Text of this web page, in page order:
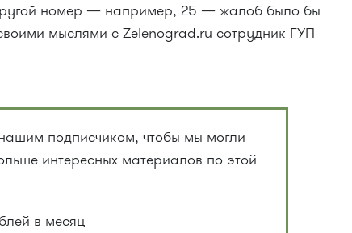
номер — например, 25 — жалоб было бы
мыслями с Zelenograd.ru сотрудник ГУП
подписчиком, чтобы мы могли
интересных материалов по этой
в месяц